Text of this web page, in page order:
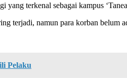
terkenal sebagai kampus
terjadi, namun para korban belum
Pelaku